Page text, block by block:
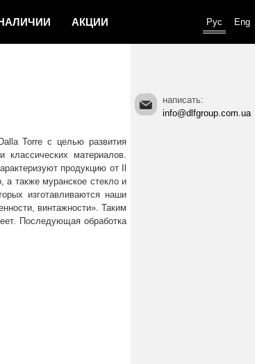
АКЦИИ Рус Eng
Torre с целью развития
классических материалов.
продукцию от Il
а также муранское стекло и
изготавливаются наши
винтажности». Таким
Последующая обработка
написать:
info@dlfgroup.com.ua